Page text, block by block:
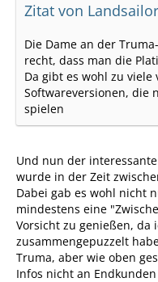
Zitat von Landsailor
Die Dame an der
recht, dass man die
Da gibt es wohl zu
Softwareversionen, die
spielen
Und nun der
wurde in der Zeit
Dabei gab es wohl nicht
mindestens eine
Vorsicht zu genießen, da
zusammengepuzzelt
Truma, aber wie oben
Infos nicht an